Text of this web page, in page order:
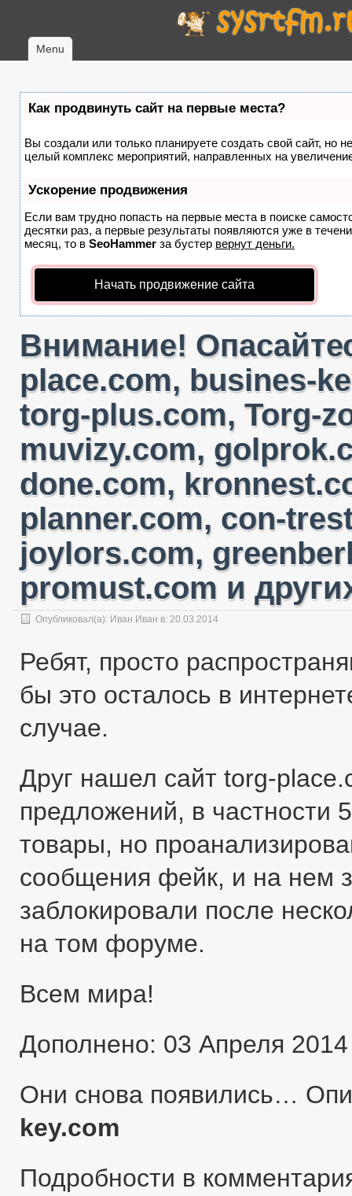
Menu
Как продвинуть сайт на первые места?
Вы создали или только планируете создать свой сайт, но
целый комплекс мероприятий, направленных на
Ускорение продвижения
Если вам трудно попасть на первые места в поиске
десятки раз, а первые результаты появляются уже в
месяц, то в SeoHammer за бустер вернут деньги.
Начать продвижение сайта
Внимание!
place.com, busines-
torg-plus.com, Torg-
muvizy.com,
done.com,
planner.com, con-
joylors.com,
promust.com и
Опубликовал(а): Иван Иван в: 20.03.2014
Ребят, просто
бы это осталось в
случае.
Друг нашел сайт torg-
предложений, в частности
товары, но
сообщения фейк, и на нем
заблокировали после
на том форуме.
Всем мира!
Дополнено: 03 Апреля 2014
Они снова появились…
key.com
Подробности в